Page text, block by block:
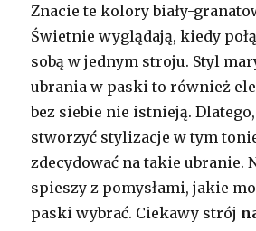
Znacie te kolory biały-
Świetnie wyglądają, kiedy
sobą w jednym stroju. Styl
ubrania w paski to również
bez siebie nie istnieją.
stworzyć stylizacje w tym
zdecydować na takie ubranie.
spieszy z pomysłami, jakie
paski wybrać. Ciekawy strój